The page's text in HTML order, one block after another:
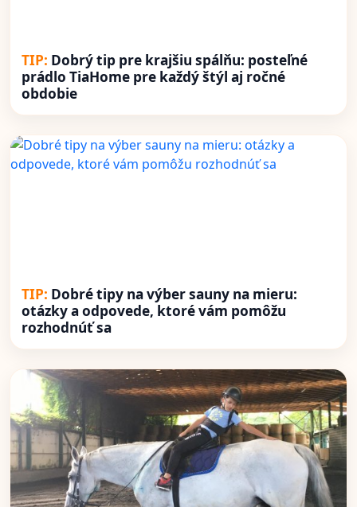
Dobrý tip pre krajšiu spálňu: posteľné
prádlo TiaHome pre každý štýl aj ročné
obdobie
Dobré tipy na výber sauny na mieru:
otázky a odpovede, ktoré vám pomôžu
rozhodnúť sa